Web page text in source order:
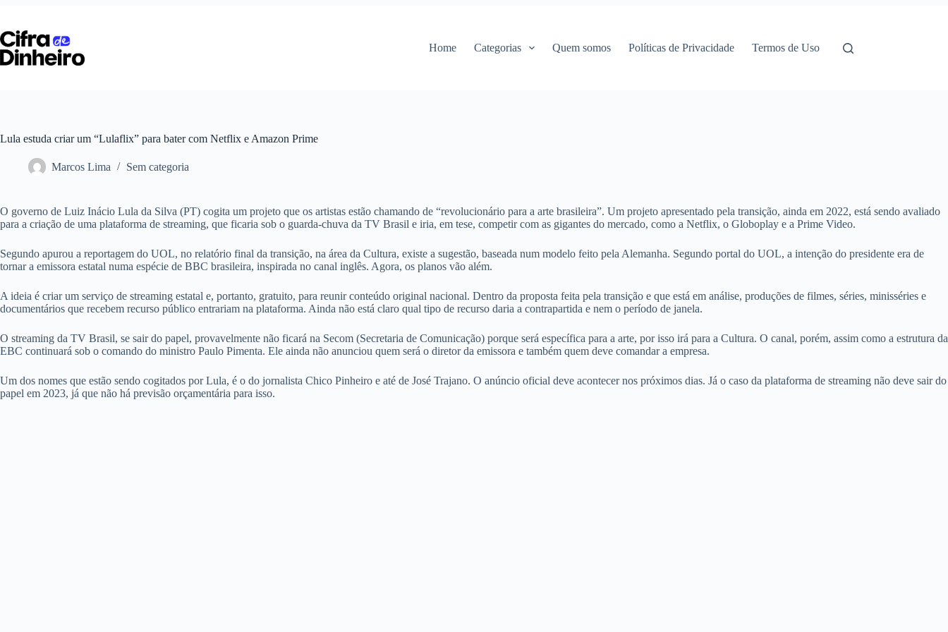
o
conteúdo
Home Categorias Quem somos Políticas de Privacidade Termos de Uso
Lula estuda criar um “Lulaflix” para bater com Netflix e Amazon Prime
Marcos Lima Sem categoria
O governo de Luiz Inácio Lula da Silva (PT) cogita um projeto que os artistas estão chamando de “revolucionário para a arte brasileira”. Um projeto apresentado pela transição, ainda em 2022, está sendo avaliado
para a criação de uma plataforma de streaming, que ficaria sob o guarda-chuva da TV Brasil e iria, em tese, competir com as gigantes do mercado, como a Netflix, o Globoplay e a Prime Video.
Segundo apurou a reportagem do UOL, no relatório final da transição, na área da Cultura, existe a sugestão, baseada num modelo feito pela Alemanha. Segundo portal do UOL, a intenção do presidente era de
tornar a emissora estatal numa espécie de BBC brasileira, inspirada no canal inglês. Agora, os planos vão além.
A ideia é criar um serviço de streaming estatal e, portanto, gratuito, para reunir conteúdo original nacional. Dentro da proposta feita pela transição e que está em análise, produções de filmes, séries, minisséries e
documentários que recebem recurso público entrariam na plataforma. Ainda não está claro qual tipo de recurso daria a contrapartida e nem o período de janela.
O streaming da TV Brasil, se sair do papel, provavelmente não ficará na Secom (Secretaria de Comunicação) porque será específica para a arte, por isso irá para a Cultura. O canal, porém, assim como a estrutura da
EBC continuará sob o comando do ministro Paulo Pimenta. Ele ainda não anunciou quem será o diretor da emissora e também quem deve comandar a empresa.
Um dos nomes que estão sendo cogitados por Lula, é o do jornalista Chico Pinheiro e até de José Trajano. O anúncio oficial deve acontecer nos próximos dias. Já o caso da plataforma de streaming não deve sair do
papel em 2023, já que não há previsão orçamentária para isso.